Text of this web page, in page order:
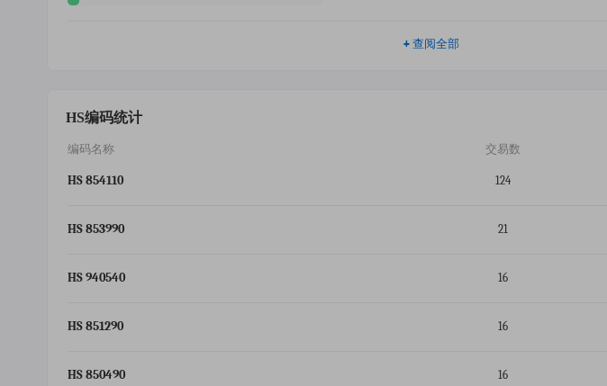
+ 查阅全部
HS编码统计
编码名称 交易数
HS 854110 124
HS 853990 21
HS 940540 16
HS 851290 16
HS 850490 16